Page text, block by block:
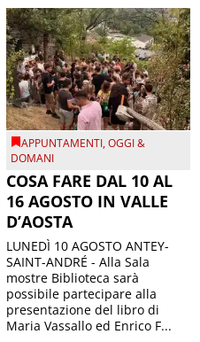
APPUNTAMENTI,OGGI &
DOMANI
COSA FARE DAL 10 AL
16 AGOSTO IN VALLE
D’AOSTA
LUNEDÌ 10 AGOSTO ANTEY-
SAINT-ANDRÉ - Alla Sala
mostre Biblioteca sarà
possibile partecipare alla
presentazione del libro di
Maria Vassallo ed Enrico F...